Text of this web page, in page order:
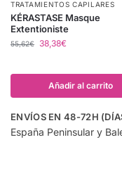
TRATAMIENTOS CAPILARES
KÉRASTASE Masque
Extentioniste
55,62€ 38,38€
Añadir al carrito
ENVÍOS EN 48-72H
España Peninsular y